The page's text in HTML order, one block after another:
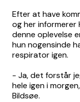
Efter at have
og her informerer
denne oplevelse
hun nogensinde
respirator igen.
- Ja, det forstår
hele igen i
Bildsøe.